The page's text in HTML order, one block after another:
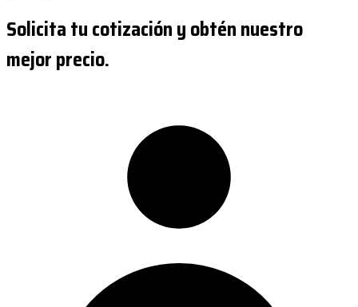
Solicita tu cotización y obtén nuestro
mejor precio.